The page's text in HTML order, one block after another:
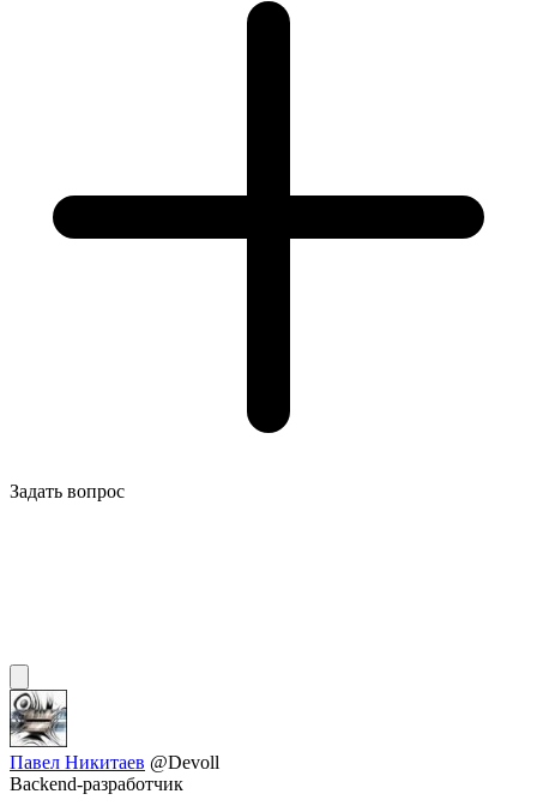
Задать вопрос
Павел Никитаев @Devoll
Backend-разработчик